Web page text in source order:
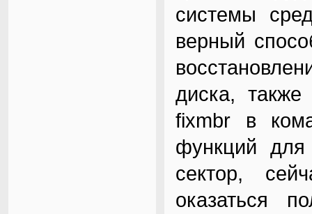
системы
верный
диска, также
fixmbr в
функций для
сектор,
оказаться